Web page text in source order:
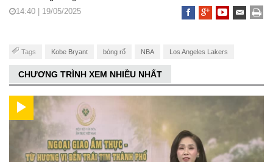
14:40 | 19/05/2025
Tags Kobe Bryant bóng rổ NBA Los Angeles Lakers
CHƯƠNG TRÌNH XEM NHIỀU NHẤT